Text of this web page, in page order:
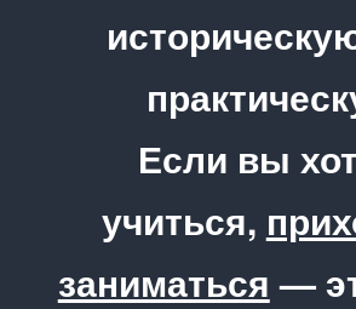
Если вы
учиться,
заниматься —